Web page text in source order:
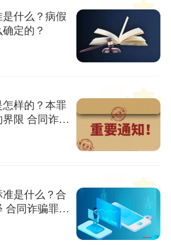
是什么？病假
定的？
样的？本罪
限 合同诈骗
是什么？合
合同诈骗罪立